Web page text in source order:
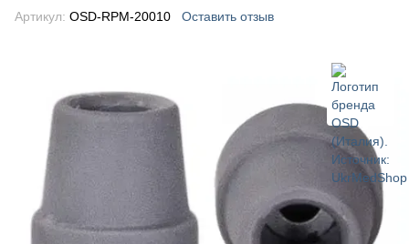
Артикул: OSD-RPM-20010 Оставить отзыв